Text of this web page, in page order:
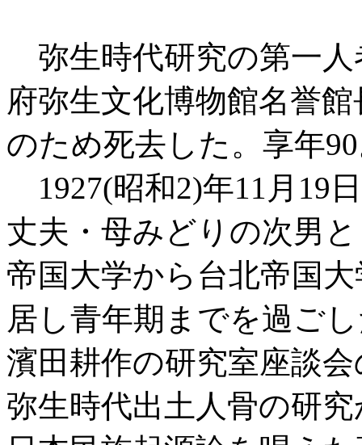
弥生時代研究の第一人
府弥生文化博物館名誉
のため死去した。享年
1927(昭和2)年11月19
丈夫・母みどりの次男
帝国大学から台北帝国
居し青年期までを過ご
濱田耕作の研究室座談
弥生時代出土人骨の研